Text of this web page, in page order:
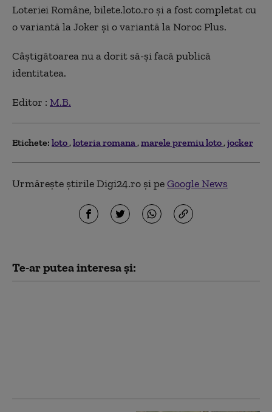
Loteriei Române, bilete.loto.ro și a fost completat cu
o variantă la Joker și o variantă la Noroc Plus.
Câștigătoarea nu a dorit să-și facă publică
identitatea.
Editor : M.B.
Etichete: loto loteria romana marele premiu loto jocker
Urmărește știrile Digi24.ro și peGoogle News
Te-ar putea interesa și: